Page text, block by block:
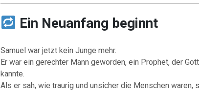
Ein Neuanfang beginnt
Samuel war jetzt kein Junge mehr.
Er war ein gerechter Mann geworden, ein Prophet, der
kannte.
Als er sah, wie traurig und unsicher die Menschen waren,